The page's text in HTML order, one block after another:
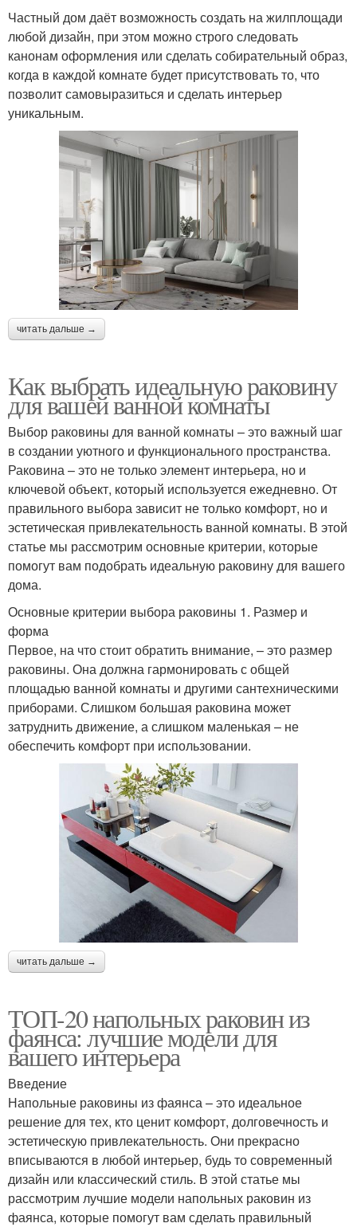
Частный дом даёт возможность создать на жилплощади
любой дизайн, при этом можно строго следовать
канонам оформления или сделать собирательный образ,
когда в каждой комнате будет присутствовать то, что
позволит самовыразиться и сделать интерьер
уникальным.
читать дальше →
Как выбрать идеальную раковину
для вашей ванной комнаты
Выбор раковины для ванной комнаты – это важный шаг
в создании уютного и функционального пространства.
Раковина – это не только элемент интерьера, но и
ключевой объект, который используется ежедневно. От
правильного выбора зависит не только комфорт, но и
эстетическая привлекательность ванной комнаты. В этой
статье мы рассмотрим основные критерии, которые
помогут вам подобрать идеальную раковину для вашего
дома.
Основные критерии выбора раковины 1. Размер и
форма
Первое, на что стоит обратить внимание, – это размер
раковины. Она должна гармонировать с общей
площадью ванной комнаты и другими сантехническими
приборами. Слишком большая раковина может
затруднить движение, а слишком маленькая – не
обеспечить комфорт при использовании.
читать дальше →
ТОП-20 напольных раковин из
фаянса: лучшие модели для
вашего интерьера
Введение
Напольные раковины из фаянса – это идеальное
решение для тех, кто ценит комфорт, долговечность и
эстетическую привлекательность. Они прекрасно
вписываются в любой интерьер, будь то современный
дизайн или классический стиль. В этой статье мы
рассмотрим лучшие модели напольных раковин из
фаянса, которые помогут вам сделать правильный